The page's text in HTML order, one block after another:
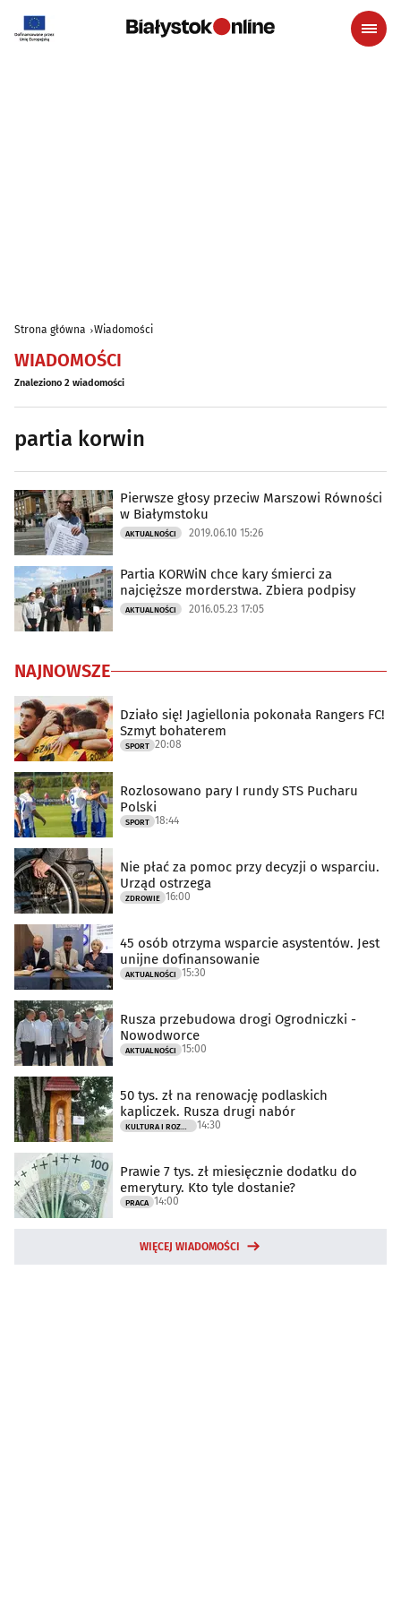
Strona główna Wiadomości
WIADOMOŚCI
Znaleziono 2 wiadomości
partia korwin
Pierwsze głosy przeciw Marszowi Równości
w Białymstoku
AKTUALNOŚCI 2019.06.10 15:26
Partia KORWiN chce kary śmierci za
najcięższe morderstwa. Zbiera podpisy
AKTUALNOŚCI 2016.05.23 17:05
NAJNOWSZE
Działo się! Jagiellonia pokonała Rangers FC!
Szmyt bohaterem
SPORT 20:08
Rozlosowano pary I rundy STS Pucharu
Polski
SPORT 18:44
Nie płać za pomoc przy decyzji o wsparciu.
Urząd ostrzega
ZDROWIE 16:00
45 osób otrzyma wsparcie asystentów. Jest
unijne dofinansowanie
AKTUALNOŚCI 15:30
Rusza przebudowa drogi Ogrodniczki -
Nowodworce
AKTUALNOŚCI 15:00
50 tys. zł na renowację podlaskich
kapliczek. Rusza drugi nabór
14:30
Prawie 7 tys. zł miesięcznie dodatku do
emerytury. Kto tyle dostanie?
PRACA 14:00
WIĘCEJ WIADOMOŚCI